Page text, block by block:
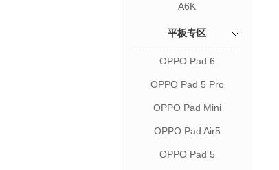
A6K
平板专区
OPPO Pad 6
OPPO Pad 5 Pro
OPPO Pad Mini
OPPO Pad Air5
OPPO Pad 5